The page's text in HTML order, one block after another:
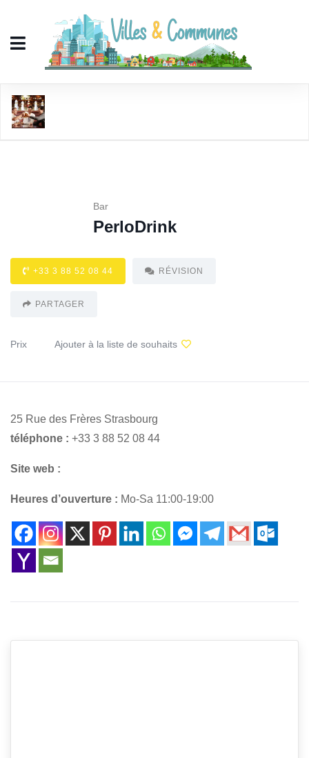
Bar
PerloDrink
+33 3 88 52 08 44 RÉVISION
PARTAGER
Prix Ajouter à la liste de souhaits
25 Rue des Frères Strasbourg
téléphone : +33 3 88 52 08 44
Site web :
Heures d’ouverture : Mo-Sa 11:00-19:00